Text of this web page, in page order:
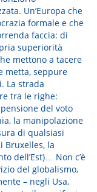
Un’Europa che
formale e che
faccia: di
superiorità
mettono a tacere
metta, seppure
La strada
tra le righe:
del voto
la manipolazione
di qualsiasi
Bruxelles, la
dell’Est)… Non c’è
del globalismo,
– negli Usa,